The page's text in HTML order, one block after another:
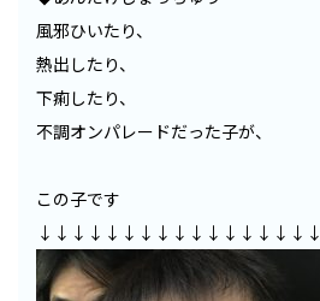
風邪ひいたり、
熱出したり、
下痢したり、
不調オンパレードだった子が、
この子です
↓↓↓↓↓↓↓↓↓↓↓↓↓↓↓↓↓